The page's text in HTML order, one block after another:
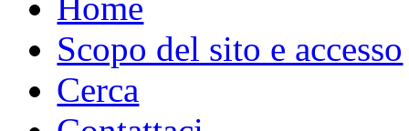
Home
Scopo del sito e accesso
Cerca